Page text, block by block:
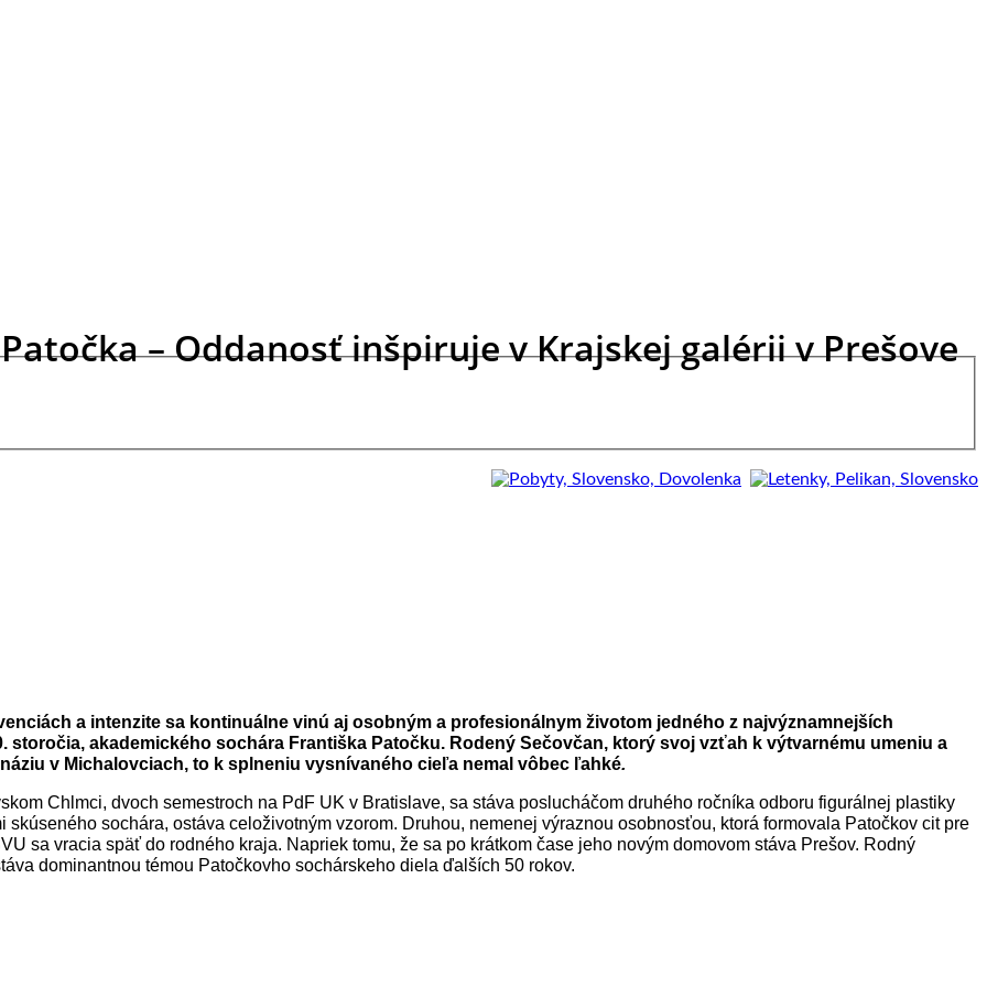
– Oddanosť inšpiruje v Krajskej galérii v Prešove
a intenzite sa kontinuálne vinú aj osobným a profesionálnym životom jedného z najvýznamnejších
akademického sochára Františka Patočku. Rodený Sečovčan, ktorý svoj vzťah k výtvarnému umeniu a
v Michalovciach, to k splneniu vysnívaného cieľa nemal vôbec ľahké.
Chlmci, dvoch semestroch na PdF UK v Bratislave, sa stáva poslucháčom druhého ročníka odboru figurálnej plastiky
sochára, ostáva celoživotným vzorom. Druhou, nemenej výraznou osobnosťou, ktorá formovala Patočkov cit pre
sa vracia späť do rodného kraja. Napriek tomu, že sa po krátkom čase jeho novým domovom stáva Prešov. Rodný
dominantnou témou Patočkovho sochárskeho diela ďalších 50 rokov.